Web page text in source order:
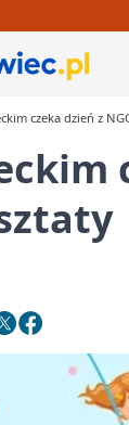
czeka dzień z